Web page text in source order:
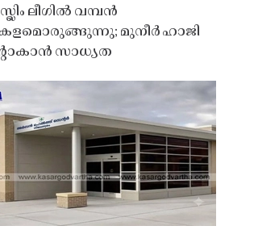
ലീഗിൽ വമ്പൻ
കളമൊരുങ്ങുന്നു; മുനീർ ഹാജി
സാധ്യത